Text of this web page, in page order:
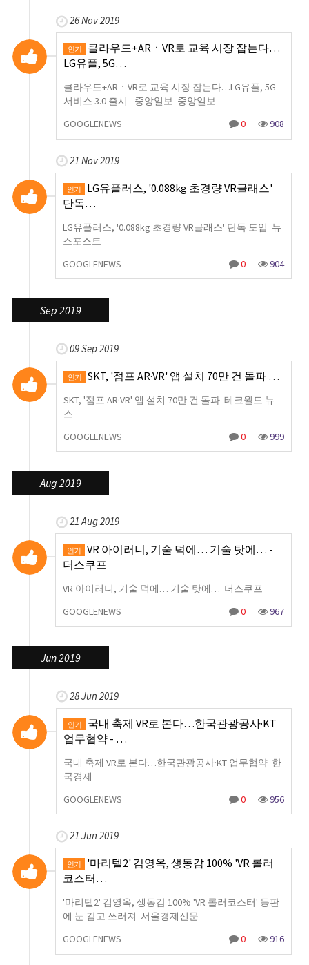
26 Nov 2019
인기
클라우드+ARㆍVR로 교육 시장 잡는다…
LG유플, 5G…
클라우드+ARㆍVR로 교육 시장 잡는다…LG유플, 5G
서비스 3.0 출시 - 중앙일보 중앙일보
GOOGLENEWS
0 908
21 Nov 2019
인기
LG유플러스, '0.088kg 초경량 VR글래스'
단독…
LG유플러스, '0.088kg 초경량 VR글래스' 단독 도입 뉴
스포스트
GOOGLENEWS
0 904
Sep 2019
09 Sep 2019
인기 SKT, '점프 AR·VR' 앱 설치 70만 건 돌파 …
SKT, '점프 AR·VR' 앱 설치 70만 건 돌파 테크월드 뉴
스
GOOGLENEWS
0 999
Aug 2019
21 Aug 2019
인기
VR 아이러니, 기술 덕에… 기술 탓에… -
더스쿠프
VR 아이러니, 기술 덕에… 기술 탓에… 더스쿠프
GOOGLENEWS
0 967
Jun 2019
28 Jun 2019
인기
국내 축제 VR로 본다…한국관광공사·KT
업무협약 - …
국내 축제 VR로 본다…한국관광공사·KT 업무협약 한
국경제
GOOGLENEWS
0 956
21 Jun 2019
인기
'마리텔2' 김영옥, 생동감 100% 'VR 롤러
코스터…
'마리텔2' 김영옥, 생동감 100% 'VR 롤러코스터' 등판
에 눈 감고 쓰러져 서울경제신문
GOOGLENEWS
0 916